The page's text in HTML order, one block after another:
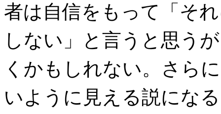
者は自信をもって「そ
しない」と言うと思う
くかもしれない。さら
いように見える説にな